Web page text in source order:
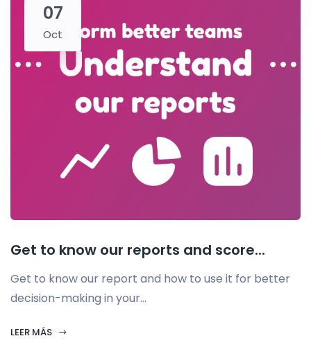
07
Oct
Get to know our reports and score...
Get to know our report and how to use it for better
decision-making in your...
LEER MÁS